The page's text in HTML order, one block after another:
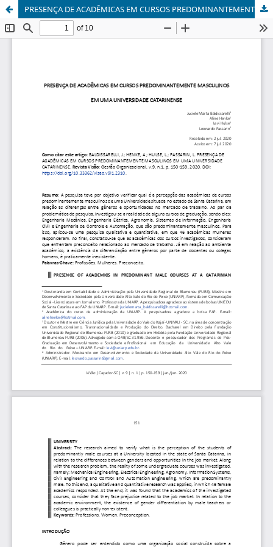
PRESENÇA DE ACADÊMICAS EM CURSOS PREDOMINANTEMENTE MASCULINOS EM UMA UNIVERSIDADE CATARINENSE